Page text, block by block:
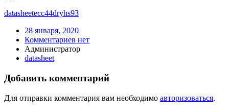
datasheetecc44dryhs93
28 января, 2020
Комментариев нет
Администратор
datasheet
Добавить комментарий
Для отправки комментария вам необходимо авторизоваться.